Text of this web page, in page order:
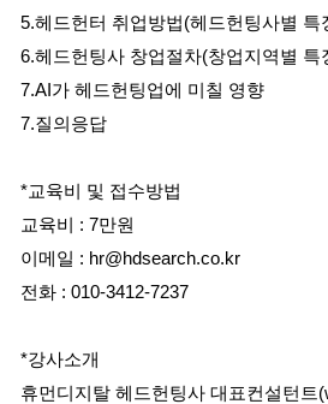
5.헤드헌터 취업방법(헤드헌팅사별 특
6.헤드헌팅사 창업절차(창업지역별 특
7.AI가 헤드헌팅업에 미칠 영향
7.질의응답
*교육비 및 접수방법
교육비 : 7만원
이메일 : hr@hdsearch.co.kr
전화 : 010-3412-7237
*강사소개
휴먼디지탈 헤드헌팅사 대표컨설턴트